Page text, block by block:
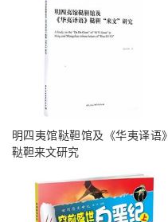
明四夷馆鞑靼馆及《华夷译语》
鞑靼来文研究